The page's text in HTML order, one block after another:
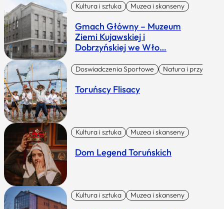
Kultura i sztuka Muzea i skanseny
Gmach Główny – Muzeum
Ziemi Kujawskiej i
Dobrzyńskiej we Wło…
Doswiadczenia Sportowe Natura i przygoda
Toruńscy Flisacy
Kultura i sztuka Muzea i skanseny
Dom Legend Toruńskich
Kultura i sztuka Muzea i skanseny